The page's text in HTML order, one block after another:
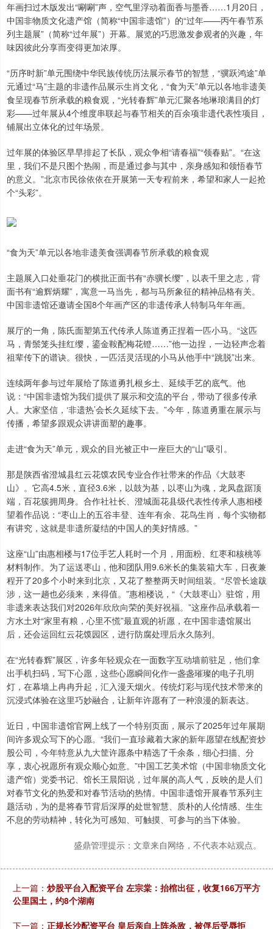
年画扫过木版发出“唰唰”声，空气里浮动着面香与墨香……1月20日，
中国非物质文化遗产馆（简称“中国非遗馆”）的“过年——丙午春节系
列主题展”（简称“过年展”）开幕。展览的巧思激发参观者的兴趣，年
味因彼此分享而变得更加浓厚。
“历序时新”单元围绕中华民族传统历法展示春节的智慧，“骥跃鸿途”单
元通过“马”主题的非遗作品展示生肖文化，“食为天”单元以各地非遗美
食呈现春节所承载的粮食观，“光转春辉”单元汇聚各地琳琅满目的灯
彩——过年展从4个维度串联起与春节相关的百余项非遗代表性项目，
铺展出立体化的过年场景。
过年展的体验区早早排起了长队，观众争相“请春福”“领春贴”。“在这
里，我们不是只图个热闹，而是通过参与其中，亲身感知和领悟春节
的意义。”北京市民徐依依在开展第一天专程前来，希望和家人一起抢
个“头彩”。
“食为天”单元以各地非遗美食强调春节所承载的粮食观
主题展入口处垂花门的横批正面书有“赤骥长缨”，以表千里之志，背
面书有“逾辉炳耀”，寓意一马当先，都与马所象征的精神品格有关。
中国非遗馆还邀请全国8个年画产区的非遗传承人特制马年年画。
展厅的一角，陈氏面塑第五代传承人陈道勇正捏着一匹小马。“这匹
马，青鬃笼头挂红缨，鎏金鞍配梅花镫……”他一边捏，一边轻声念着
祖辈传下的谱诀。很快，一匹活灵活现的小马从他手中“跳脱”出来。
连续两年参与过年展给了陈道勇扎根乡土、延续手艺的底气。他
说：“中国非遗馆为我们提供了展示和交流的平台，带动了很多传承
人。大家坚信，‘非遗热’会长久延续下去。”今年，陈道勇重在展示与
传播，希望多跟观众讲讲面塑的趣事。
走进“食为天”单元，观众的目光被正中一座巨大的“山”吸引。
那是陕西省澄城县红云花馍农民专业合作社带来的作品《大鼓枣
山》。它高4.5米，直径3.6米，以鼓为基，以枣山为魂，龙凤盘踞顶
端，百花簇拥周身。合作社社长、澄城面花县级代表性传承人惠相楼
望着作品说：“枣山上的五谷丰登、连年有余、花鸟生肖，每个实物都
有讲究，这就是非遗所凝结的中国人的美好情感。”
这座“山”由惠相楼与17位手艺人耗时一个月，用面粉、红枣和核桃等
材料制作。为了运送枣山，他和团队用9.6米长的集装箱大车，日夜兼
程开了20多个小时来到北京，又花了整整两天时间组装。“尽管长途跋
涉，这一趟也必须来，来得值。”惠相楼说，“《大鼓枣山》驻馆，用
非遗来表达我们对2026年欣欣向荣的美好祝福。”这座作品承载着一
方水土对“家里有粮，心里不慌”最直观的祈愿，在中国非遗馆展出
后，还会运回红云花馍园区，进行防腐处理后永久陈列。
在“光转春辉”展区，许多年轻观众在一面数字互动墙前驻足，他们拿
出手机扫码，写下心愿，这些心愿瞬间化作一盏盏璀璨的电子孔明
灯，在幕墙上冉冉升起，汇入漫天烟火。传统灯彩与现代技术带来的
沉浸式体验在这里巧妙融合，让新年许愿有了一种浪漫的新表达。
近日，中国非遗馆官网上线了一个特别页面，展示了2025年过年展期
间许多观众写下的心愿。“我们一直珍藏着大家的新年愿望在线配资炒
股公司，今年特意从九大筐许愿条中精选了千余条，细心扫描、分
享，衷心祝愿所有观众顺心如意。”中国工艺美术馆（中国非物质文化
遗产馆）党委书记、馆长王晨阳说，过年展的高人气，反映的是人们
对春节文化的热爱和对春节活动的热情。中国非遗馆开展春节系列主
题活动，为的是将春节背后深厚的处世智慧、质朴的人伦情感、生生
不息的劳动精神，转化为可感知、可触摸、可参与的当下体验。
盛鼎管理提示：文章来自网络，不代表本站观点。
上一篇： 炒股平台入配资平台 左宗棠：抬棺出征，收复166万平方
公里国土，约8个湖南
下一篇： 正规长沙配资平台 皇后亲自上阵杀敌，被俘后受辱拒